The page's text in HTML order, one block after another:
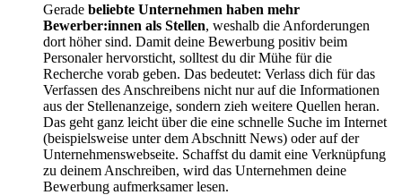
Gerade beliebte Unternehmen haben mehr
Bewerber:innen als Stellen, weshalb die Anforderungen
dort höher sind. Damit deine Bewerbung positiv beim
Personaler hervorsticht, solltest du dir Mühe für die
Recherche vorab geben. Das bedeutet: Verlass dich für das
Verfassen des Anschreibens nicht nur auf die Informationen
aus der Stellenanzeige, sondern zieh weitere Quellen heran.
Das geht ganz leicht über die eine schnelle Suche im Internet
(beispielsweise unter dem Abschnitt News) oder auf der
Unternehmenswebseite. Schaffst du damit eine Verknüpfung
zu deinem Anschreiben, wird das Unternehmen deine
Bewerbung aufmerksamer lesen.